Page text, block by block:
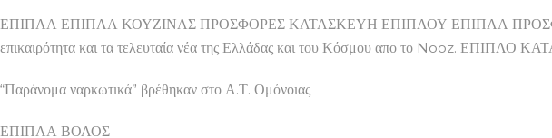
στο
Χ.Α.
ΕΠΙΠΛΑ ΕΠΙΠΛΑ ΚΟΥΖΙΝΑΣ ΠΡΟΣΦΟΡΕΣ ΚΑΤΑΣΚΕΥΗ ΕΠΙΠΛΟΥ ΕΠΙΠΛΑ
επικαιρότητα και τα τελευταία νέα της Ελλάδας και του Κόσμου απο το Nooz.
“Παράνομα ναρκωτικά” βρέθηκαν στο Α.Τ. Ομόνοιας
ΕΠΙΠΛΑ ΒΟΛΟΣ